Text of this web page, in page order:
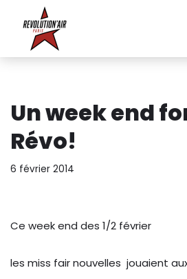
Un week end
Révo!
6 février 2014
Ce week end des 1/2 février
les miss fair nouvelles jouaient